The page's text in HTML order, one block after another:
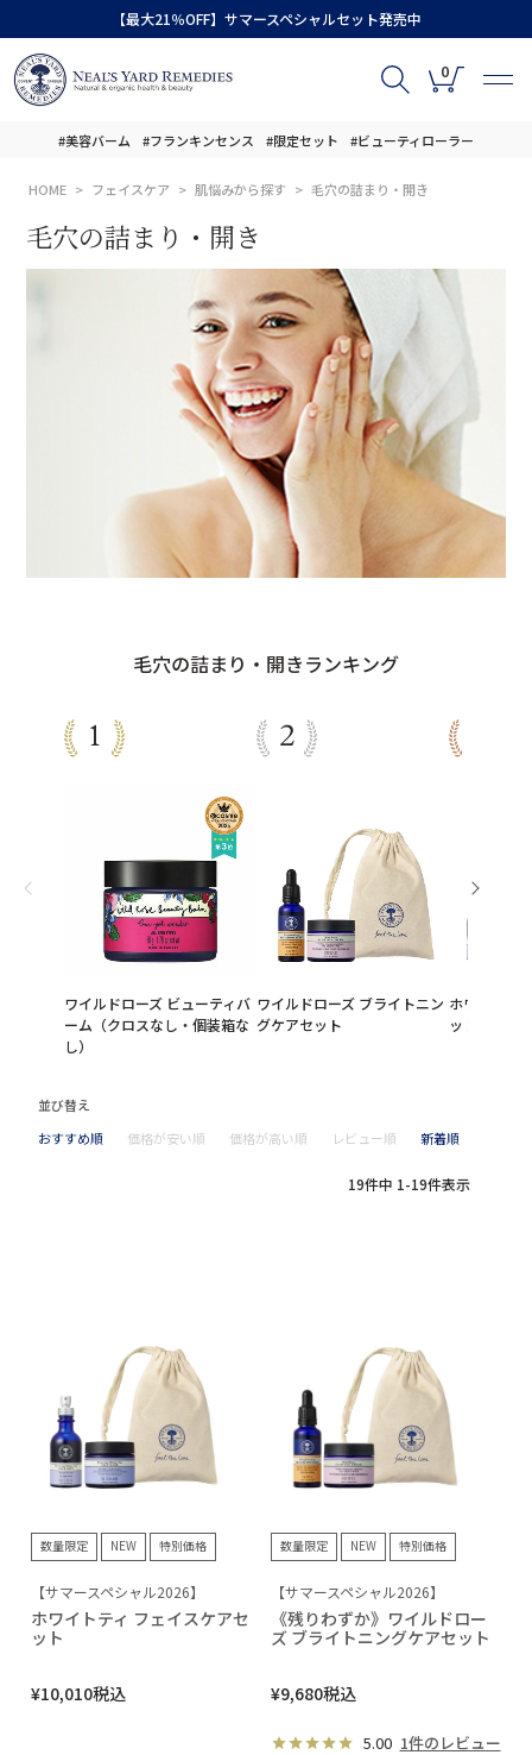
【最大21％OFF】サマースペシャルセット発売中
0
#美容バーム #フランキンセンス #限定セット #ビューティローラー
HOME フェイスケア 肌悩みから探す 毛穴の詰まり・開き
毛穴の詰まり・開き
毛穴の詰まり・開きランキング
ワイルドローズ ビューティバ
ーム（クロスなし・個装箱な
し）
ワイルドローズ ブライトニン
グケアセット
ホワイトテ
ット
並び替え
おすすめ順
価格が安い順 価格が高い順 レビュー順 新着順
19件中 1-19件表示
数量限定 NEW 特別価格
【サマースペシャル2026】
ホワイトティ フェイスケアセ
ット
¥10,010税込
数量限定 NEW 特別価格
【サマースペシャル2026】
《残りわずか》ワイルドロー
ズ ブライトニングケアセット
¥9,680税込
5.00 1件のレビュー